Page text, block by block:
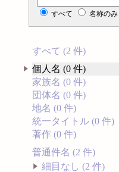
すべて 名称のみ
すべて (2 件)
個人名 (0 件)
家族名 (0 件)
団体名 (0 件)
地名 (0 件)
統一タイトル (0 件)
著作 (0 件)
普通件名 (2 件)
細目なし (2 件)